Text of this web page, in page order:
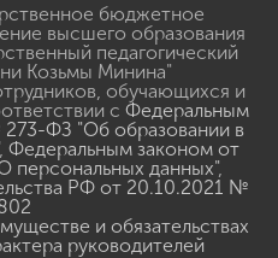
бюджетное
высшего образования
педагогический
Козьмы Минина"
обучающихся и
с Федеральным
ФЗ "Об образовании в
Федеральным законом от
данных",
РФ от 20.10.2021 №
и обязательствах
руководителей